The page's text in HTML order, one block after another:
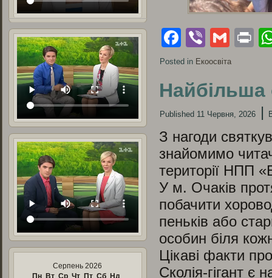
Серпень 2026
Пн Вт Ср Чт Пт Сб Нд
Facebook
Viber
Posted in Екоосвіта
Найбільша
Published 11 Червня, 2026 |
З нагоди
знайомимо
території НПП
У м. Очаків
побачити
пеньків або
особин біля
Цікаві факти
Сколія-гігант є